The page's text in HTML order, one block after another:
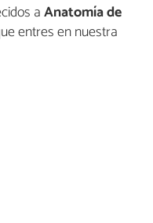
aAnatomía de
entres en nuestra